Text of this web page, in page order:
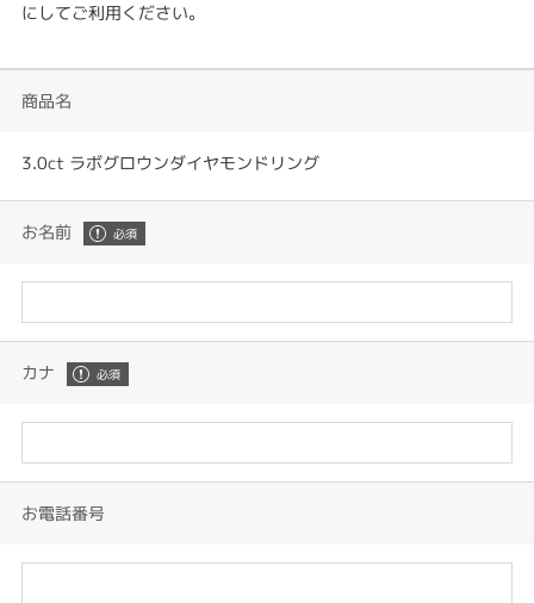
にしてご利用ください。
商品名
3.0ct ラボグロウンダイヤモンドリング
お名前
カナ
お電話番号